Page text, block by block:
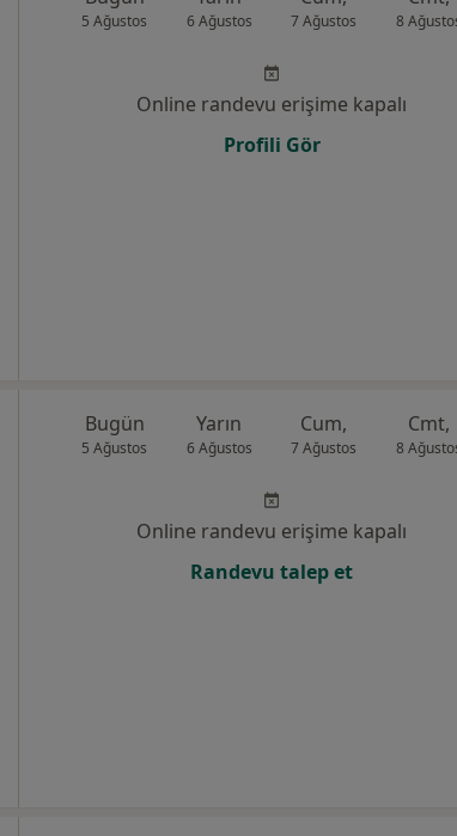
5 Ağustos 6 Ağustos 7 Ağustos 8
Online randevu erişime kapalı
Profili Gör
Bugün
5 Ağustos
Yarın
6 Ağustos
Cum,
7 Ağustos
Cmt,
8
Online randevu erişime kapalı
Randevu talep et